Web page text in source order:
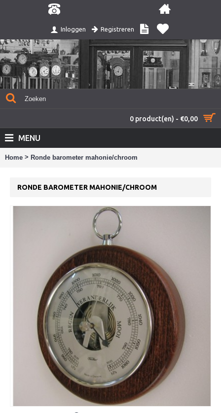
Inloggen Registreren
0 product(en) - €0,00
MENU
Home > Ronde barometer mahonie/chroom
RONDE BAROMETER MAHONIE/CHROOM